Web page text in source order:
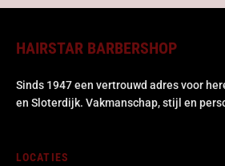
HAIRSTAR BARBERSHOP
Sinds 1947 een vertrouwd adres voor
en Sloterdijk. Vakmanschap, stijl en
LOCATIES